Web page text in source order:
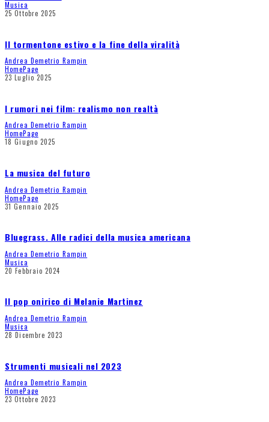
Musica
25 Ottobre 2025
Il tormentone estivo e la fine della viralità
Andrea Demetrio Rampin
HomePage
23 Luglio 2025
I rumori nei film: realismo non realtà
Andrea Demetrio Rampin
HomePage
18 Giugno 2025
La musica del futuro
Andrea Demetrio Rampin
HomePage
31 Gennaio 2025
Bluegrass. Alle radici della musica americana
Andrea Demetrio Rampin
Musica
20 Febbraio 2024
Il pop onirico di Melanie Martinez
Andrea Demetrio Rampin
Musica
28 Dicembre 2023
Strumenti musicali nel 2023
Andrea Demetrio Rampin
HomePage
23 Ottobre 2023